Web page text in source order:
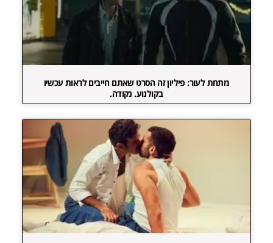
מתחת לעור: פיליון זה הסרט שאתם חייבים לראות עכשיו
בקולנוע. נקודה.